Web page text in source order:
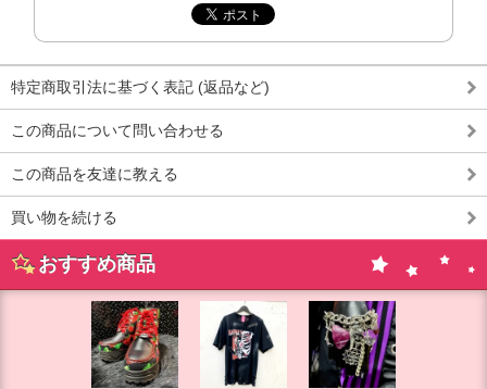
特定商取引法に基づく表記 (返品など)
この商品について問い合わせる
この商品を友達に教える
買い物を続ける
おすすめ商品